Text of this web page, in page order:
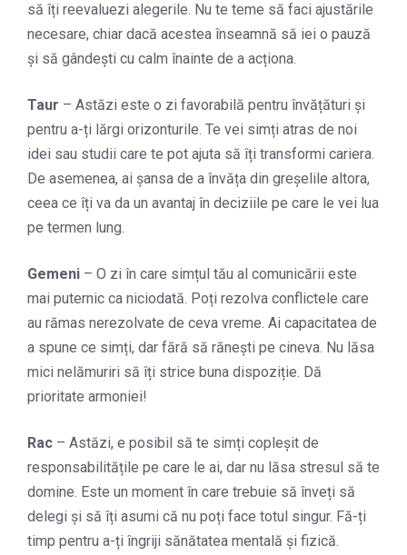
să îți reevaluezi alegerile. Nu te teme să faci ajustările
necesare, chiar dacă acestea înseamnă să iei o pauză
și să gândești cu calm înainte de a acționa.
Taur – Astăzi este o zi favorabilă pentru învățături și
pentru a-ți lărgi orizonturile. Te vei simți atras de noi
idei sau studii care te pot ajuta să îți transformi cariera.
De asemenea, ai șansa de a învăța din greșelile altora,
ceea ce îți va da un avantaj în deciziile pe care le vei lua
pe termen lung.
Gemeni – O zi în care simțul tău al comunicării este
mai puternic ca niciodată. Poți rezolva conflictele care
au rămas nerezolvate de ceva vreme. Ai capacitatea de
a spune ce simți, dar fără să rănești pe cineva. Nu lăsa
mici nelămuriri să îți strice buna dispoziție. Dă
prioritate armoniei!
Rac – Astăzi, e posibil să te simți copleșit de
responsabilitățile pe care le ai, dar nu lăsa stresul să te
domine. Este un moment în care trebuie să înveți să
delegi și să îți asumi că nu poți face totul singur. Fă-ți
timp pentru a-ți îngriji sănătatea mentală și fizică.